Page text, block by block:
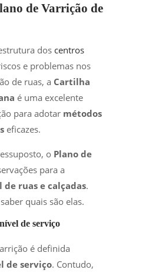
de Varrição de
dos centros
e problemas nos
de ruas, a Cartilha
é uma excelente
para adotar métodos
eficazes.
o Plano de
para a
ruas e calçadas.
quais são elas.
de serviço
é definida
de serviço. Contudo,